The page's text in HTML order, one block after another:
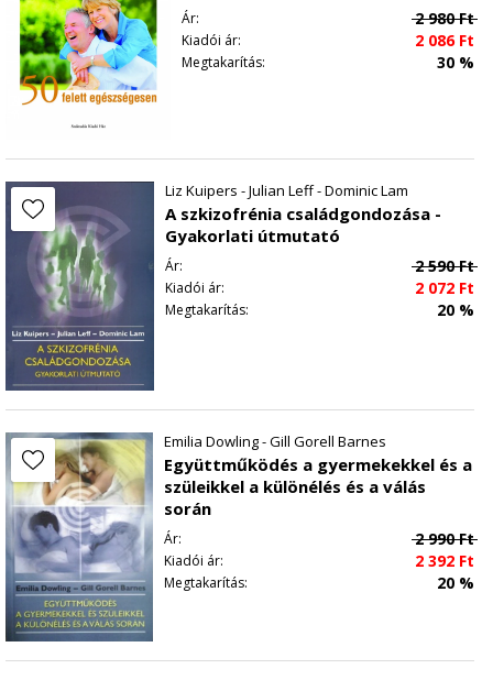
Ár: 2 980Ft
Kiadói ár: 2 086Ft
Megtakarítás: 30 %
Liz Kuipers - Julian Leff - Dominic Lam
A szkizofrénia családgondozása -
Gyakorlati útmutató
Ár: 2 590Ft
Kiadói ár: 2 072 Ft
Megtakarítás: 20 %
Emilia Dowling - Gill Gorell Barnes
Együttműködés a gyermekekkel és a
szüleikkel a különélés és a válás
során
Ár: 2 990Ft
Kiadói ár: 2 392 Ft
Megtakarítás: 20 %